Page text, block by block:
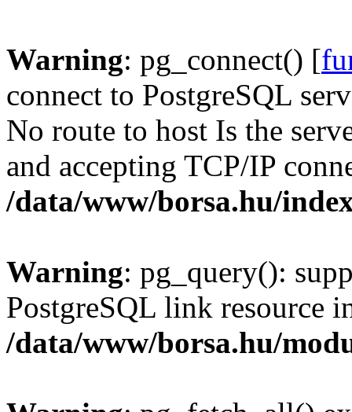
Warning: pg_connect() [
connect to PostgreSQL
No route to host Is the
and accepting TCP/IP
/data/www/borsa.hu/
Warning: pg_query():
PostgreSQL link resource
/data/www/borsa.hu/